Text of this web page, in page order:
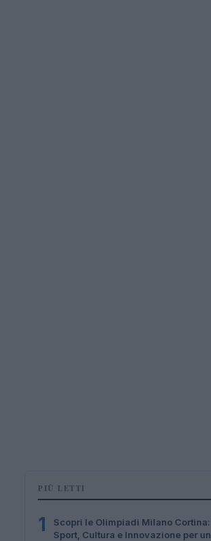
PIÙ LETTI
1
Scopri le Olimpiadi Milano Cortina:
Sport, Cultura e Innovazione per un